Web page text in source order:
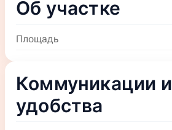
Об участке
Площадь
Коммуникации и
удобства